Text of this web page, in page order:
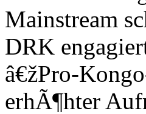
Mainstream
DRK
â€žPro-
erhÃ¶hter